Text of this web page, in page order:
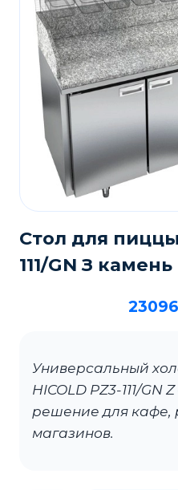
Стол для пиццы
111/GN З камень
Универсальный
HICOLD PZ3-111/GN
решение для кафе,
магазинов.